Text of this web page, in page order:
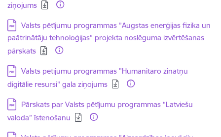
ziņojums
Lejupielādēt:
Valsts pētījumu programmas ”Augstas enerģijas fizika un
paātrinātāju tehnoloģijas” projekta noslēguma izvērtēšanas
pārskats
Lejupielādēt:
Valsts pētījumu programmas "Humanitāro zinātņu
digitālie resursi" gala ziņojums
Lejupielādēt:
Pārskats par Valsts pētījumu programmas “Latviešu
valoda” īstenošanu